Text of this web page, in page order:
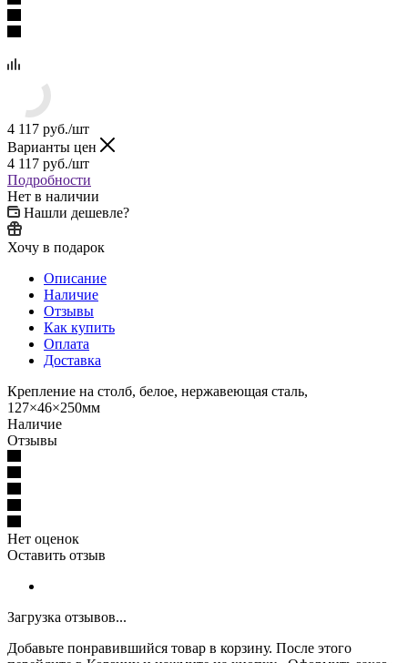
4 117 руб./шт
Варианты цен
4 117 руб./шт
Подробности
Нет в наличии
Нашли дешевле?
Хочу в подарок
Описание
Наличие
Отзывы
Как купить
Оплата
Доставка
Крепление на столб, белое, нержавеющая сталь,
127×46×250мм
Наличие
Отзывы
Нет оценок
Оставить отзыв
Загрузка отзывов...
Добавьте понравившийся товар в корзину. После этого